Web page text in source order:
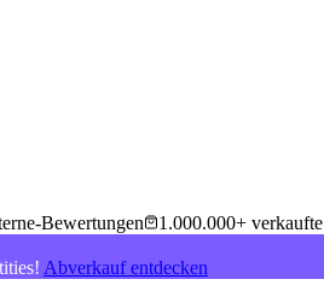
Bewertungen 1.000.000+
Abverkauf entdecken